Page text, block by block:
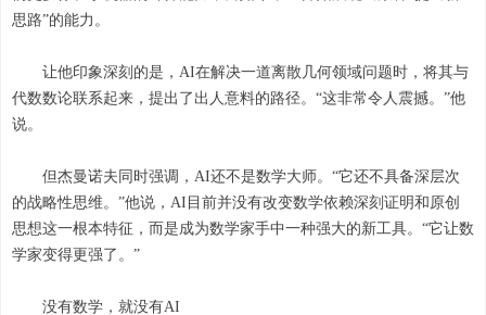
思路”的能力。
让他印象深刻的是，AI在解决一道离散几何领域问题时，将其与
代数数论联系起来，提出了出人意料的路径。“这非常令人震撼。”他
说。
但杰曼诺夫同时强调，AI还不是数学大师。“它还不具备深层次
的战略性思维。”他说，AI目前并没有改变数学依赖深刻证明和原创
思想这一根本特征，而是成为数学家手中一种强大的新工具。“它让数
学家变得更强了。”
没有数学，就没有AI